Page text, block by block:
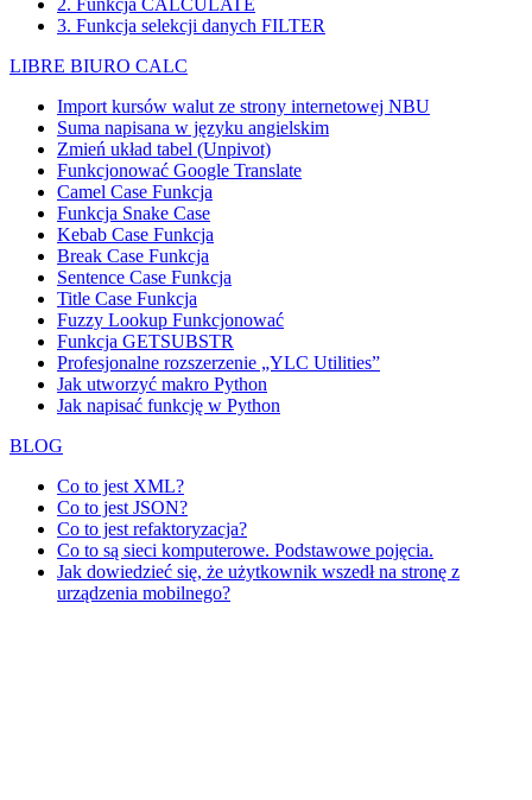
2. Funkcja CALCULATE
3. Funkcja selekcji danych FILTER
LIBRE BIURO CALC
Import kursów walut ze strony internetowej NBU
Suma napisana w języku angielskim
Zmień układ tabel (Unpivot)
Funkcjonować Google Translate
Camel Case Funkcja
Funkcja Snake Case
Kebab Case Funkcja
Break Case Funkcja
Sentence Case Funkcja
Title Case Funkcja
Fuzzy Lookup Funkcjonować
Funkcja GETSUBSTR
Profesjonalne rozszerzenie „YLC Utilities”
Jak utworzyć makro Python
Jak napisać funkcję w Python
BLOG
Co to jest XML?
Co to jest JSON?
Co to jest refaktoryzacja?
Co to są sieci komputerowe. Podstawowe pojęcia.
Jak dowiedzieć się, że użytkownik wszedł na stronę z
urządzenia mobilnego?